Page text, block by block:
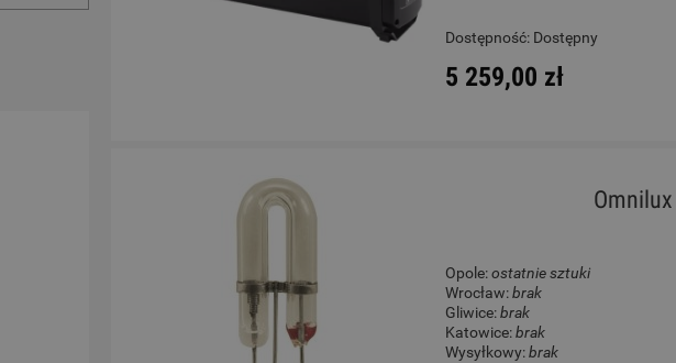
Dostępność: Dostępny
5 259,00 zł
Opole:ostatnie sztuki
Wrocław:brak
Gliwice:brak
Katowice:brak
Wysyłkowy:brak